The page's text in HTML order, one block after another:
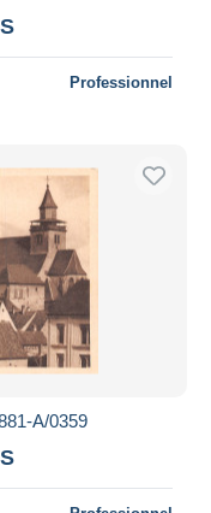
Professionnel
A/0359